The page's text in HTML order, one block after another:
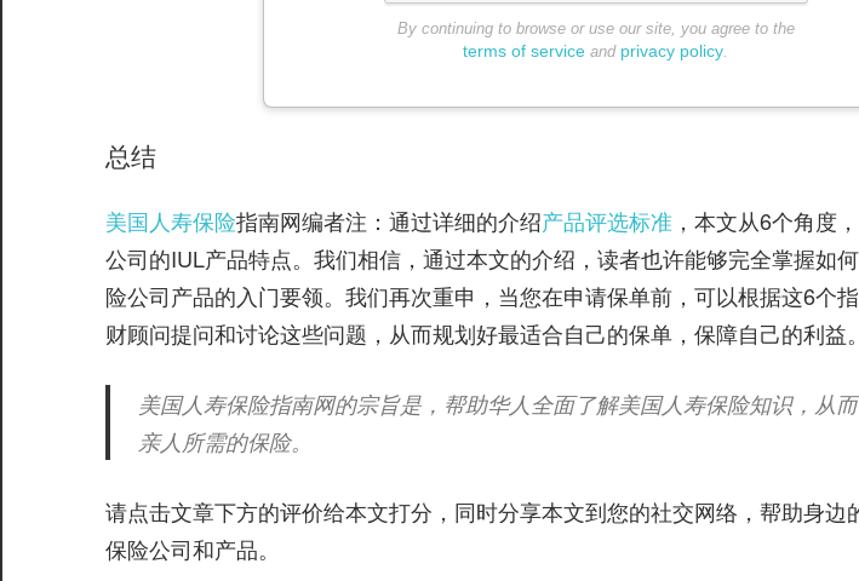
By continuing to browse or use our site, you agree to the
terms of service and privacy policy
总结
美国人寿保险指南网编者注：通过详细的介绍产品评选标准 ，本文从6个角度
公司的IUL产品特点。我们相信，通过本文的介绍，读者也许能够完全掌握如
险公司产品的入门要领。我们再次重申，当您在申请保单前，可以根据这6个
财顾问提问和讨论这些问题，从而规划好最适合自己的保单，保障自己的利益。
美国人寿保险指南网的宗旨是，帮助华人全面了解美国人寿保险知识，从
亲人所需的保险。
请点击文章下方的评价给本文打分，同时分享本文到您的社交网络，帮助身边
保险公司和产品。